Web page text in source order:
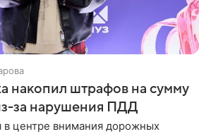
накопил штрафов на сумму
за нарушения ПДД
в центре внимания дорожных